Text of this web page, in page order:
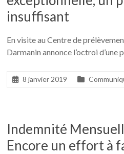
insuffisant
En visite au Centre de
Darmanin annonce l’octroi d’une
8 janvier 2019
Indemnité
Encore un effort à